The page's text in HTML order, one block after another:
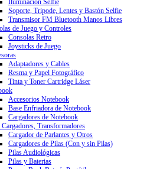
Iluminación Selfie
Soporte, Tripode, Lentes y Bastón Selfie
Transmisor FM Bluetooth Manos Libres
de Juego y Controles
Consolas Retro
Joysticks de Juego
Adaptadores y Cables
Resma y Papel Fotográfico
Tinta y Toner Cartridge Láser
Accesorios Notebook
Base Enfriadora de Notebook
Cargadores de Notebook
Cargadores, Transformadores
Cargador de Parlantes y Otros
Cargadores de Pilas (Con y sin Pilas)
Pilas Audiológicas
Pilas y Baterias